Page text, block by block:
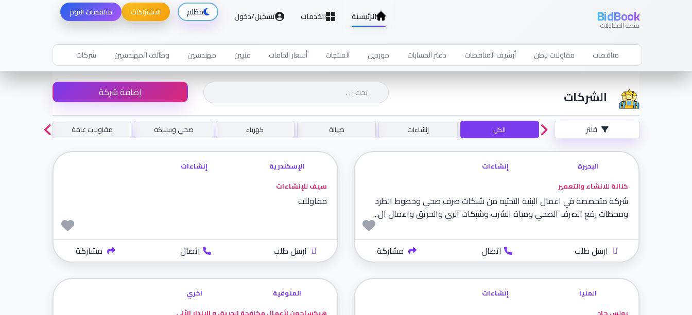
BidBook
منصة المقاولات
الرئيسية الخدمات تسجيل/دخول مظلم الاشتراكات مناقصات اليوم
مناقصات مقاولات باطن أرشيف المناقصات دفتر الحسابات موردين المنتجات أسعار الخامات فنيين مهندسين وظائف المهندسين شركات
الشركات إضافة شركة
فلتر الكل إنشاءات صيانة كهرباء صحي وسباكه مقاولات عامة
البحيرة
إنشاءات
كنانة للانشاء والتعمير
شركة متخصصة في اعمال البنية التحتيه من شبكات صرف صحي وخطوط الطرد
ومحطات رفع الصرف الصحي ومياة الشرب وشبكات الري والحريق واعمال ال...
ارسل طلب اتصال مشاركة
الإسكندرية
إنشاءات
سيف للإنشاءات
مقاولات
ارسل طلب اتصال مشاركة
المنيا
إنشاءات
المنوفية
اخري